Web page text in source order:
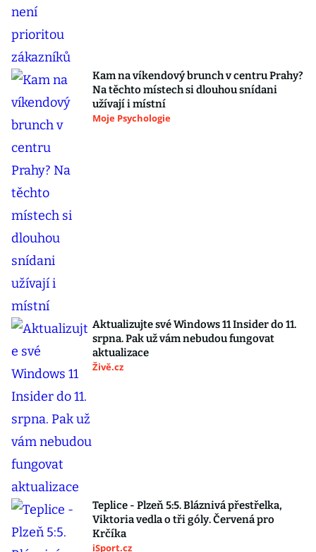
Kam na víkendový brunch v centru Prahy?
Na těchto místech si dlouhou snídani
užívají i místní
Moje Psychologie
Aktualizujte své Windows 11 Insider do 11.
srpna. Pak už vám nebudou fungovat
aktualizace
Živě.cz
Teplice - Plzeň 5:5. Bláznivá přestřelka,
Viktoria vedla o tři góly. Červená pro
Krčíka
iSport.cz